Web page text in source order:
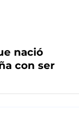
nació
con ser